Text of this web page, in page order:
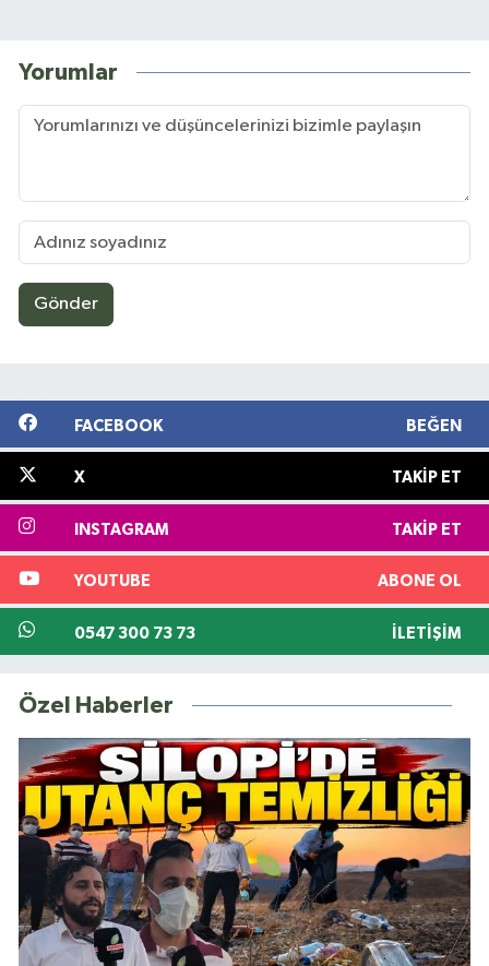
Yorumlar
Gönder
FACEBOOK BEĞEN
X TAKIP ET
INSTAGRAM TAKIP ET
YOUTUBE ABONE OL
0547 300 73 73 İLETIŞIM
Özel Haberler